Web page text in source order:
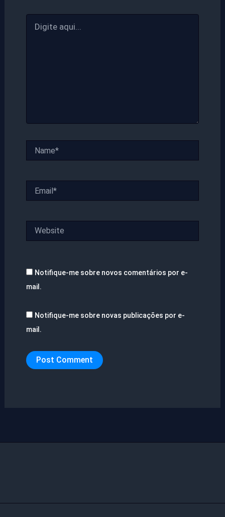
aqui...
Notifique-me sobre novos comentários por e-
mail.
Notifique-me sobre novas publicações por e-
mail.